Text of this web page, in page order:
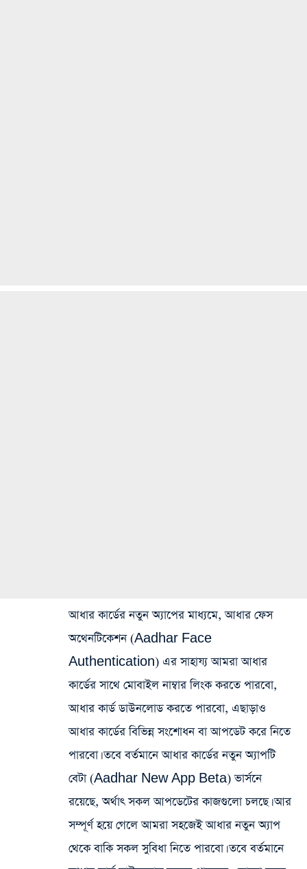
আধার কার্ডের নতুন অ্যাপের মাধ্যমে, আধার ফেস
অথেনটিকেশন (Aadhar Face
Authentication) এর সাহায্য আমরা আধার
কার্ডের সাথে মোবাইল নাম্বার লিংক করতে পারবো,
আধার কার্ড ডাউনলোড করতে পারবো, এছাড়াও
আধার কার্ডের বিভিন্ন সংশোধন বা আপডেট করে নিতে
পারবো। তবে বর্তমানে আধার কার্ডের নতুন অ্যাপটি
বেটা (Aadhar New App Beta) ভার্সনে
রয়েছে, অর্থাৎ সকল আপডেটের কাজগুলো চলছে। আর
সম্পূর্ণ হয়ে গেলে আমরা সহজেই আধার নতুন অ্যাপ
থেকে বাকি সকল সুবিধা নিতে পারবো। তবে বর্তমানে